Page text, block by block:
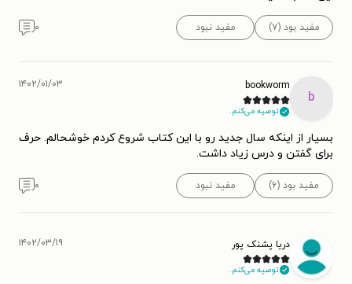
مفید بود (۷) مفید نبود ۰
b
bookworm
توصیه می‌کنم.
۱۴۰۲/۰۱/۰۳
بسیار از اینکه سال جدید رو با این کتاب شروع کردم خوشحالم. حرف
برای گفتن و درس زیاد داشت.
مفید بود (۶) مفید نبود ۰
دریا پشنک پور
توصیه می‌کنم.
۱۴۰۲/۰۳/۱۹